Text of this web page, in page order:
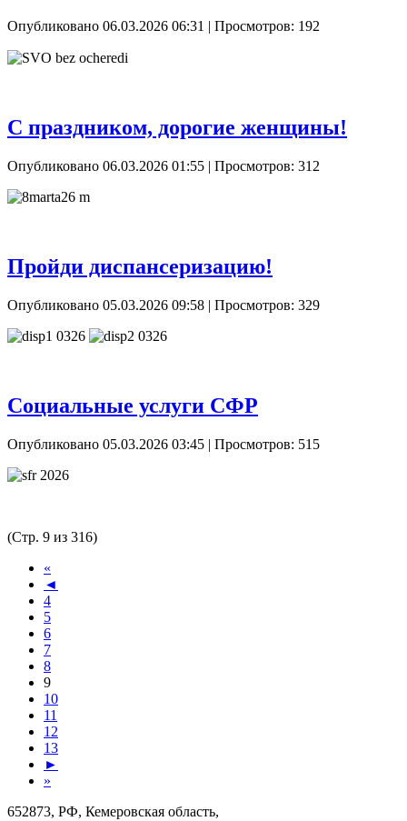
Опубликовано 06.03.2026 06:31 | Просмотров: 192
С праздником, дорогие женщины!
Опубликовано 06.03.2026 01:55 | Просмотров: 312
Пройди диспансеризацию!
Опубликовано 05.03.2026 09:58 | Просмотров: 329
Социальные услуги СФР
Опубликовано 05.03.2026 03:45 | Просмотров: 515
(Стр. 9 из 316)
«
◄
4
5
6
7
8
9
10
11
12
13
►
»
652873, РФ, Кемеровская область,